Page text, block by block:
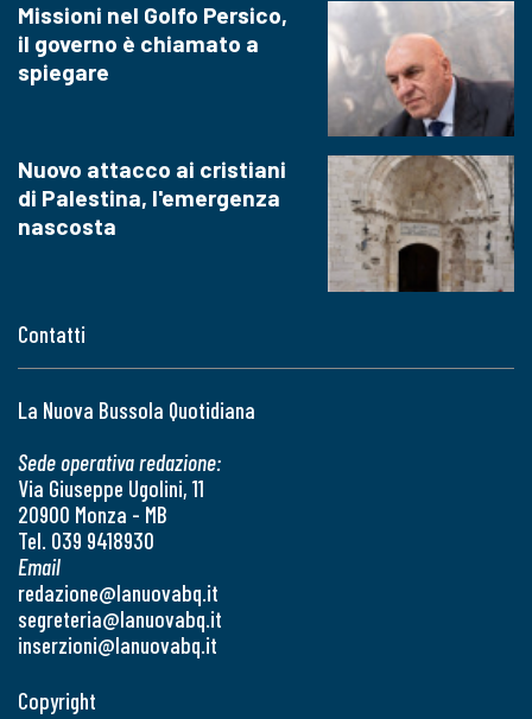
Contatti
La Nuova Bussola Quotidiana
Sede operativa redazione:
Via Giuseppe Ugolini, 11
20900 Monza - MB
Tel. 039 9418930
Email
redazione@lanuovabq.it
segreteria@lanuovabq.it
inserzioni@lanuovabq.it
Missioni nel Golfo Persico,
il governo è chiamato a
spiegare
Nuovo attacco ai cristiani
di Palestina, l'emergenza
nascosta
Copyright